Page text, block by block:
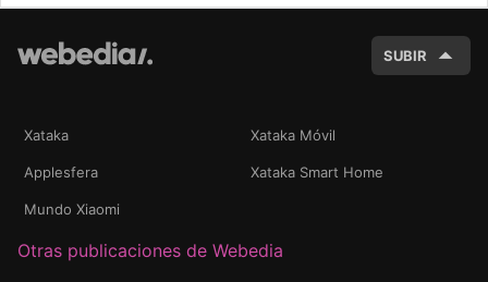
SUBIR
Xataka Xataka Móvil
Applesfera Xataka Smart Home
Mundo Xiaomi
Otras publicaciones de Webedia